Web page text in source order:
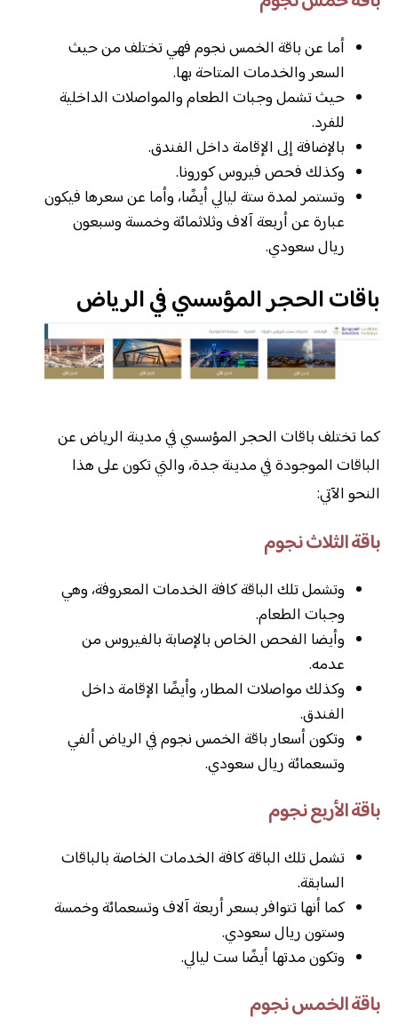
أما عن باقة الخمس نجوم فهي تختلف من حيث
السعر والخدمات المتاحة بها.
حيث تشمل وجبات الطعام والمواصلات الداخلية
للفرد.
بالإضافة إلى الإقامة داخل الفندق.
وكذلك فحص فيروس كورونا.
وتستمر لمدة ستة ليالي أيضًا، وأما عن سعرها فيكون
عبارة عن أربعة آلاف وثلاثمائة وخمسة وسبعون
ريال سعودي.
باقات الحجر المؤسسي في الرياض
كما تختلف باقات الحجر المؤسسي في مدينة الرياض عن
الباقات الموجودة في مدينة جدة، والتي تكون على هذا
النحو الآتي:
باقة الثلاث نجوم
وتشمل تلك الباقة كافة الخدمات المعروفة، وهي
وجبات الطعام.
وأيضا الفحص الخاص بالإصابة بالفيروس من
عدمه.
وكذلك مواصلات المطار، وأيضًا الإقامة داخل
الفندق.
وتكون أسعار باقة الخمس نجوم في الرياض ألفي
وتسعمائة ريال سعودي.
باقة الأربع نجوم
تشمل تلك الباقة كافة الخدمات الخاصة بالباقات
السابقة.
كما أنها تتوافر بسعر أربعة آلاف وتسعمائة وخمسة
وستون ريال سعودي.
وتكون مدتها أيضًا ست ليالي.
باقة الخمس نجوم